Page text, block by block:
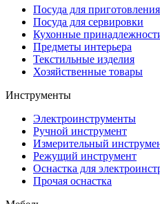
Посуда для приготовления
Посуда для сервировки
Кухонные
Предметы интерьера
Текстильные изделия
Хозяйственные товары
Инструменты
Электроинструменты
Ручной инструмент
Измерительный
Режущий инструмент
Оснастка для
Прочая оснастка